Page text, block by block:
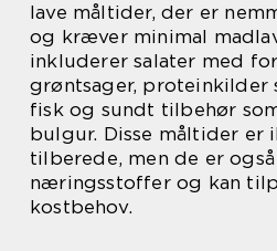
lave måltider, der er
og kræver minimal
inkluderer salater med
grøntsager, proteinkilder
fisk og sundt tilbehør
bulgur. Disse måltider er
tilberede, men de er
næringsstoffer og kan
kostbehov.